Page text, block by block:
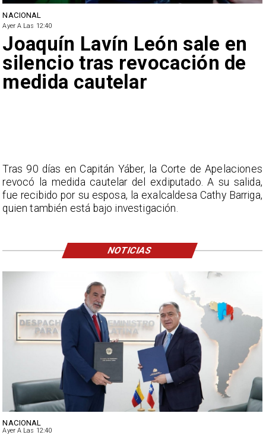
NACIONAL
Ayer A Las 12:40
NACIONAL
Ayer A Las 12:40
Joaquín Lavín León sale en
silencio tras revocación de
medida cautelar
Tras 90 días en Capitán Yáber, la Corte de Apelaciones
revocó la medida cautelar del exdiputado. A su salida,
fue recibido por su esposa, la exalcaldesa Cathy Barriga,
quien también está bajo investigación.
NOTICIAS